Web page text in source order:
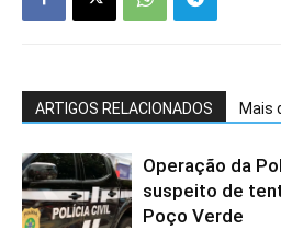
ARTIGOS RELACIONADOS Mais
Operação da
suspeito de
Poço Verde